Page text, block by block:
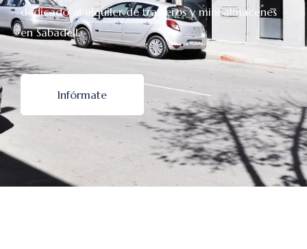
dedicado al alquiler de trasteros y mini almacenes
en Sabadell.
Infórmate